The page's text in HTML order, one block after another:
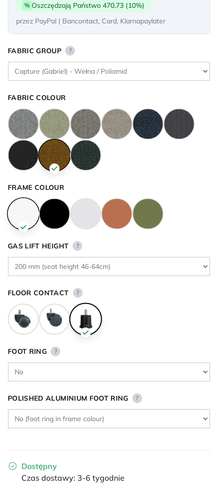
% Oszczędzają Państwo 470,73 (10%)
przez PayPal | Bancontact, Card, Klarnapaylater
FABRIC GROUP ?
FABRIC COLOUR
FRAME COLOUR
GAS LIFT HEIGHT ?
FLOOR CONTACT ?
FOOT RING ?
POLISHED ALUMINIUM FOOT RING ?
Dostępny
Czas dostawy: 3-6 tygodnie